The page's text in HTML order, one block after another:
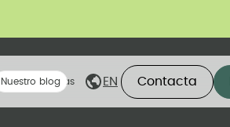
compartidas
Nuestro blog EN Contacta